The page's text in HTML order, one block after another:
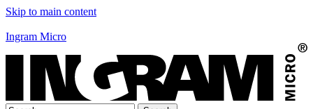
Skip to main content
Ingram Micro